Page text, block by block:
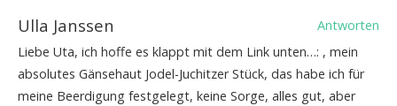
Ulla Janssen
Antworten
Liebe Uta, ich hoffe es klappt mit dem Link unten…: , mein
absolutes Gänsehaut Jodel-Juchitzer Stück, das habe ich für
meine Beerdigung festgelegt, keine Sorge, alles gut, aber